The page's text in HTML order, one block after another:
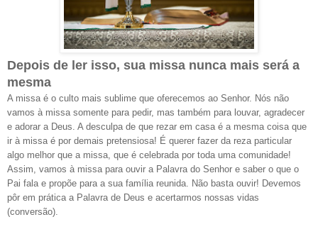
Depois de ler isso, sua missa nunca mais será a
mesma
A missa é o culto mais sublime que oferecemos ao Senhor. Nós não
vamos à missa somente para pedir, mas também para louvar, agradecer
e adorar a Deus. A desculpa de que rezar em casa é a mesma coisa que
ir à missa é por demais pretensiosa! É querer fazer da reza particular
algo melhor que a missa, que é celebrada por toda uma comunidade!
Assim, vamos à missa para ouvir a Palavra do Senhor e saber o que o
Pai fala e propõe para a sua família reunida. Não basta ouvir! Devemos
pôr em prática a Palavra de Deus e acertarmos nossas vidas
(conversão).